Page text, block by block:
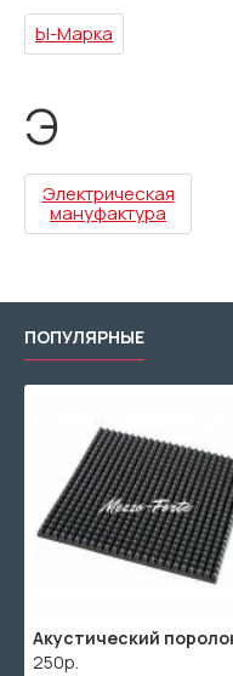
Ы-Марка
Э
Электрическая
мануфактура
ПОПУЛЯРНЫЕ
506р.